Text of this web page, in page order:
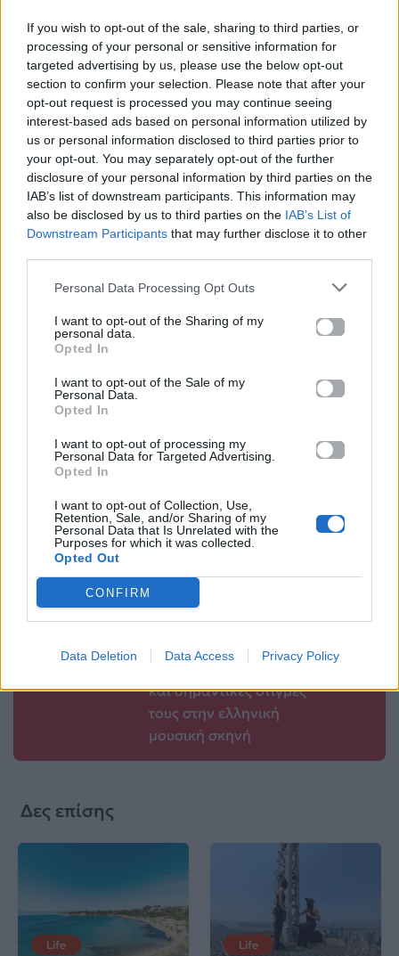
If you wish to opt-out of the sale, sharing to third parties, or
processing of your personal or sensitive information for
targeted advertising by us, please use the below opt-out
section to confirm your selection. Please note that after your
opt-out request is processed you may continue seeing
interest-based ads based on personal information utilized by
us or personal information disclosed to third parties prior to
your opt-out. You may separately opt-out of the further
disclosure of your personal information by third parties on the
IAB’s list of downstream participants. This information may
also be disclosed by us to third parties on the IAB’s List of
Downstream Participants that may further disclose it to other
Personal Data Processing Opt Outs
I want to opt-out of the Sharing of my
personal data.
Opted In
I want to opt-out of the Sale of my
Personal Data.
Opted In
I want to opt-out of processing my
Personal Data for Targeted Advertising.
Opted In
I want to opt-out of Collection, Use,
Retention, Sale, and/or Sharing of my
Personal Data that Is Unrelated with the
Purposes for which it was collected.
Opted Out
CONFIRM
Data Deletion Data Access Privacy Policy
Προηγούμενο
Dog τραγουδάει
Nick Cave!
29.09.2019
Επόμενο
Kanye West, η
γάμο της Adele και
όσα δεν μάθατε
μας πέρασε
Βιογραφικά
Καλλιτεχνών
με πληροφορίες για
δισκογραφία, πορεία
και σημαντικές στιγμές
τους στην ελληνική
μουσική σκηνή
Δες επίσης
Life Life